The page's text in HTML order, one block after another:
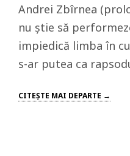
Andrei Zbîrnea
nu știe să
impiedică limba în
s-ar putea ca
CITEŞTE MAI DEPARTE →